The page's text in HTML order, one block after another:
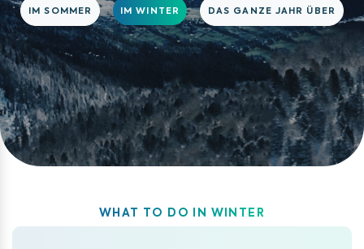
IM SOMMER IM WINTER DAS GANZE JAHR ÜBER
WHAT TO DO IN WINTER